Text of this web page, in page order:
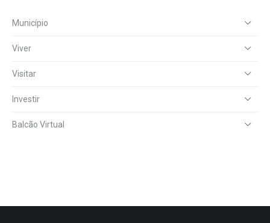
Município
Viver
Visitar
Investir
Balcão Virtual